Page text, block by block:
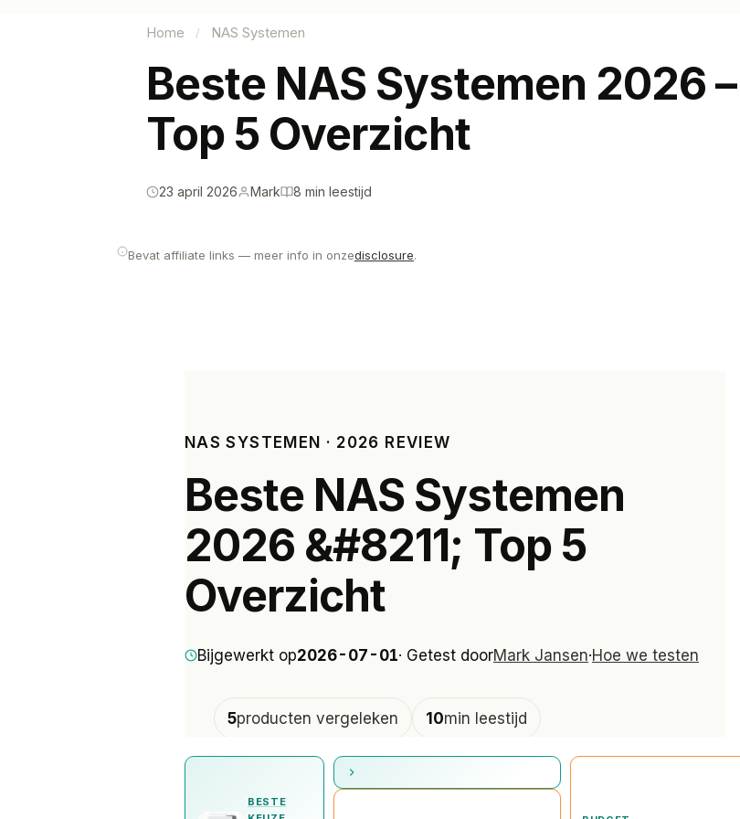
Home / NAS Systemen
Beste NAS Systemen 2026 –
Top 5 Overzicht
23 april 2026 Mark 8 min leestijd
Bevat affiliate links — meer info in onzedisclosure.
NAS SYSTEMEN · 2026 REVIEW
Beste NAS Systemen
2026 &#8211; Top 5
Overzicht
Bijgewerkt op2026-07-01· Getest doorMark Jansen·Hoe we testen
5producten vergeleken 10min leestijd
reviews door Mark
SNELLE KEUZE
BESTE